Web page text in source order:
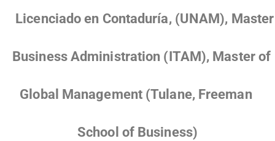
Licenciado en Contaduría, (UNAM),
Business Administration (ITAM), Master of
Global Management (Tulane, Freeman
School of Business)